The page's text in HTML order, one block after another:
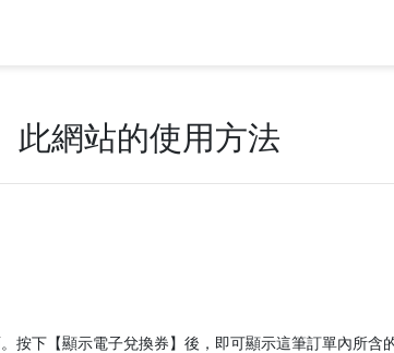
此網站的使用方法
按下【顯示電子兌換券】後，即可顯示這筆訂單內所含